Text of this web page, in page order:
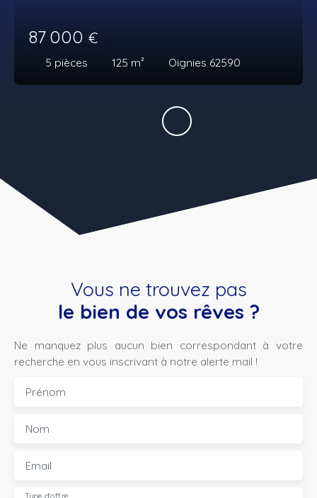
87 000 €
5 pièces 125 m² Oignies 62590
Vous ne trouvez pas
le bien de vos rêves ?
Ne manquez plus aucun bien correspondant à votre
recherche en vous inscrivant à notre alerte mail !
Prénom
Nom
Email
Type d'offre